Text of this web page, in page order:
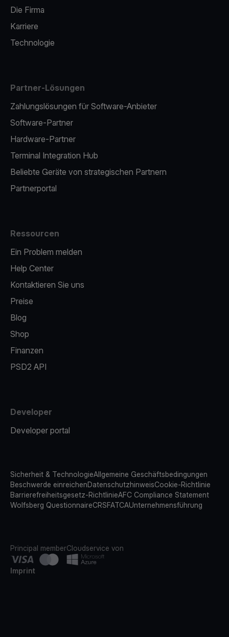
Die Firma
Karriere
Technologie
Partner-Lösungen
Zahlungslösungen für Software-Anbieter
Software-Partner
Hardware-Partner
Terminal Integration Hub
Beliebte Geräte von strategischen Partnern
Partnerportal
Ressourcen
Ein Problem melden
Help Center
Kontaktieren Sie uns
Preise
Blog
Shop
Finanzen
PSD2 API
Developer
Developer portal
Sicherheit & TechnologieAllgemeine Geschäftsbedingungen
Beschwerde einreichenDatenschutzhinweisCookie-Richtlinie
Barrierefreiheitsgesetz-RichtlinieAFC Compliance Statement
Wolfsberg QuestionnaireCRSFATCAUnternehmensführung
Principal memberCloudservice von
Imprint